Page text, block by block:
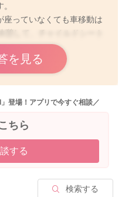
座っていなくても車移動は
して、チャイルドシート
を見る
登場！アプリで今すぐ相談／
ちら
する
検索する